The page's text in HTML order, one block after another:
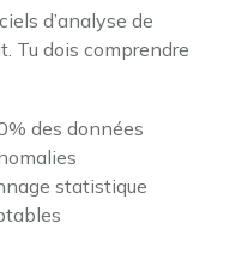
d’analyse de
Tu dois comprendre
des données
statistique